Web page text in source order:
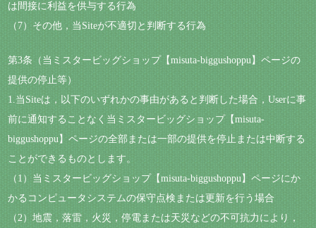
は間接に利益を供与する行為
（7）その他，当Siteが不適切と判断する行為
第3条（当ミスタービッグショップ【misuta-biggushoppu】ページの
提供の停止等）
1.当Siteは，以下のいずれかの事由があると判断した場合，Userに事
前に通知することなく当ミスタービッグショップ【misuta-
biggushoppu】ページの全部または一部の提供を停止または中断する
ことができるものとします。
（1）当ミスタービッグショップ【misuta-biggushoppu】ページにか
かるコンピュータシステムの保守点検または更新を行う場合
（2）地震，落雷，火災，停電または天災などの不可抗力により，